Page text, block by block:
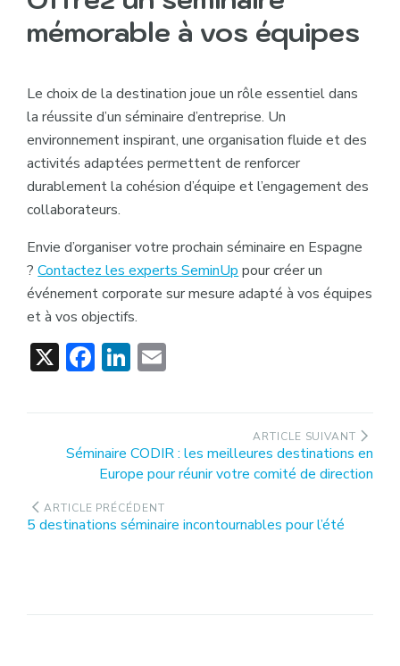
mémorable à vos équipes
Le choix de la destination joue un rôle essentiel dans
la réussite d’un séminaire d’entreprise. Un
environnement inspirant, une organisation fluide et des
activités adaptées permettent de renforcer
durablement la cohésion d’équipe et l’engagement des
collaborateurs.
Envie d’organiser votre prochain séminaire en Espagne
?Contactez les experts SeminUp pour créer un
événement corporate sur mesure adapté à vos équipes
et à vos objectifs.
X Facebook
LinkedIn
l’article
ARTICLE PRÉCÉDENT
Article
précédent
5 destinations séminaire incontournables pour l’été
ARTICLE SUIVANT
Article
suivant
Séminaire CODIR : les meilleures destinations en
Europe pour réunir votre comité de direction